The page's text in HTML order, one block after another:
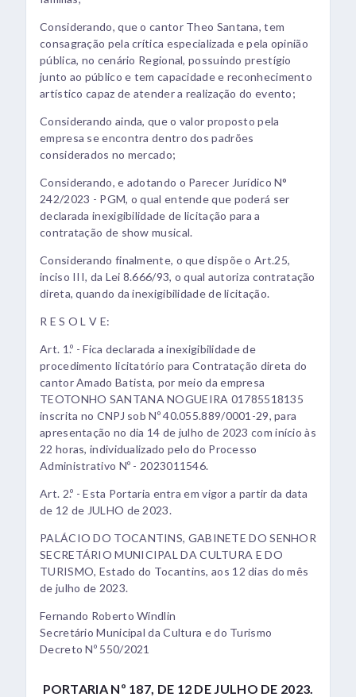
Considerando, que o cantor Theo Santana, tem
consagração pela crítica especializada e pela opinião
pública, no cenário Regional, possuindo prestígio
junto ao público e tem capacidade e reconhecimento
artístico capaz de atender a realização do evento;
Considerando ainda, que o valor proposto pela
empresa se encontra dentro dos padrões
considerados no mercado;
Considerando, e adotando o Parecer Jurídico N°
242/2023 - PGM, o qual entende que poderá ser
declarada inexigibilidade de licitação para a
contratação de show musical.
Considerando finalmente, o que dispõe o Art.25,
inciso III, da Lei 8.666/93, o qual autoriza contratação
direta, quando da inexigibilidade de licitação.
R E S O L V E:
Art. 1.º - Fica declarada a inexigibilidade de
procedimento licitatório para Contratação direta do
cantor Amado Batista, por meio da empresa
TEOTONHO SANTANA NOGUEIRA 01785518135
inscrita no CNPJ sob Nº 40.055.889/0001-29, para
apresentação no dia 14 de julho de 2023 com início às
22 horas, individualizado pelo do Processo
Administrativo Nº - 2023011546.
Art. 2.º - Esta Portaria entra em vigor a partir da data
de 12 de JULHO de 2023.
PALÁCIO DO TOCANTINS, GABINETE DO SENHOR
SECRETÁRIO MUNICIPAL DA CULTURA E DO
TURISMO, Estado do Tocantins, aos 12 dias do mês
de julho de 2023.
Fernando Roberto Windlin
Secretário Municipal da Cultura e do Turismo
Decreto Nº 550/2021
PORTARIA Nº 187, DE 12 DE JULHO DE 2023.